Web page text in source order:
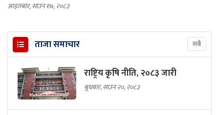
आइतबार, साउन १७, २०८३
ताजा समाचार सबै
राष्ट्रिय कृषि नीति, २०८३ जारी
बुधबार, साउन २०, २०८३